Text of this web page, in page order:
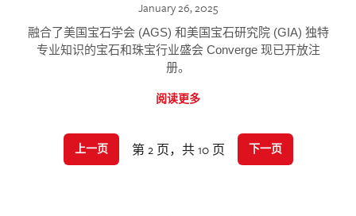
January 26, 2025
融合了美国宝石学会 (AGS) 和美国宝石研究院 (GIA) 独特
专业知识的宝石和珠宝行业盛会 Converge 现已开放注
册。
阅读更多
上一页 第 2 页，共 10 页 下一页